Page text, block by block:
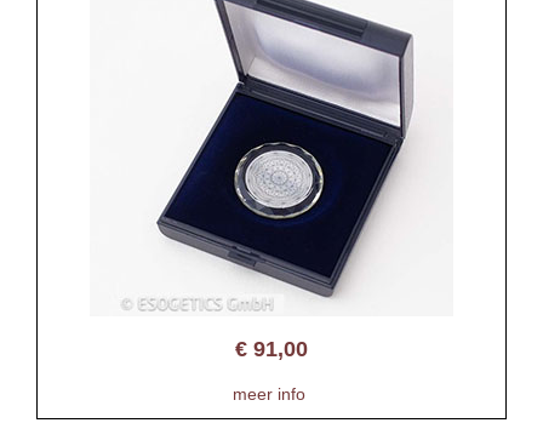
€ 91,00
meer info